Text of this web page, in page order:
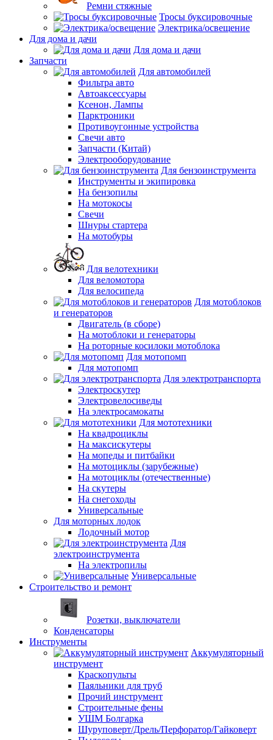
Ремни стяжные
Тросы буксировочные
Электрика/освещение
Для дома и дачи
Для дома и дачи
Запчасти
Для автомобилей
Фильтра авто
Автоаксессуары
Ксенон, Лампы
Парктроники
Противоугонные устройства
Свечи авто
Запчасти (Китай)
Электрооборудование
Для бензоинструмента
Инструменты и экипировка
На бензопилы
На мотокосы
Свечи
Шнуры стартера
На мотобуры
Для велотехники
Для веломотора
Для велосипеда
Для мотоблоков
и генераторов
Двигатель (в сборе)
На мотоблоки и генераторы
На роторные косилоки мотоблока
Для мотопомп
Для мотопомп
Для электротранспорта
Электроскутер
Электровелосиведы
На электросамокаты
Для мототехники
На квадроциклы
На максискутеры
На мопеды и питбайки
На мотоциклы (зарубежные)
На мотоциклы (отечественные)
На скутеры
На снегоходы
Универсальные
Для моторных лодок
Лодочный мотор
Для
электроинструмента
На электропилы
Универсальные
Строительство и ремонт
Розетки, выключатели
Конденсаторы
Инструменты
Аккумуляторный
инструмент
Краскопульты
Паяльники для труб
Прочий инструмент
Строительные фены
УШМ Болгарка
Шуруповерт/Дрель/Перфоратор/Гайковерт